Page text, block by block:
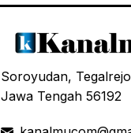
Soroyudan,
Jawa Tengah 56192